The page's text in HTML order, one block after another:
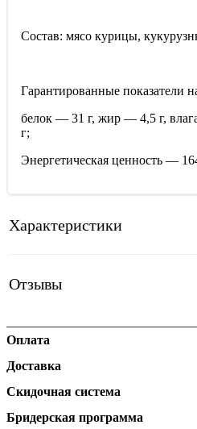
Состав: мясо курицы,
Гарантированные показатели
белок — 31 г, жир — 4,5 г,
г;
Энергетическая ценность —
Характеристики
Отзывы
Оплата
Доставка
Скидочная система
Бридерская программа